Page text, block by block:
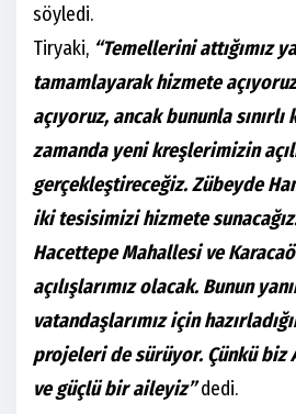
söyledi.
Tiryaki, “Temellerini attığımız
tamamlayarak hizmete
açıyoruz, ancak bununla sınırlı
zamanda yeni kreşlerimizin
gerçekleştireceğiz. Zübeyde
iki tesisimizi hizmete
Hacettepe Mahallesi ve
açılışlarımız olacak. Bunun
vatandaşlarımız için
projeleri de sürüyor. Çünkü biz
ve güçlü bir aileyiz”dedi.